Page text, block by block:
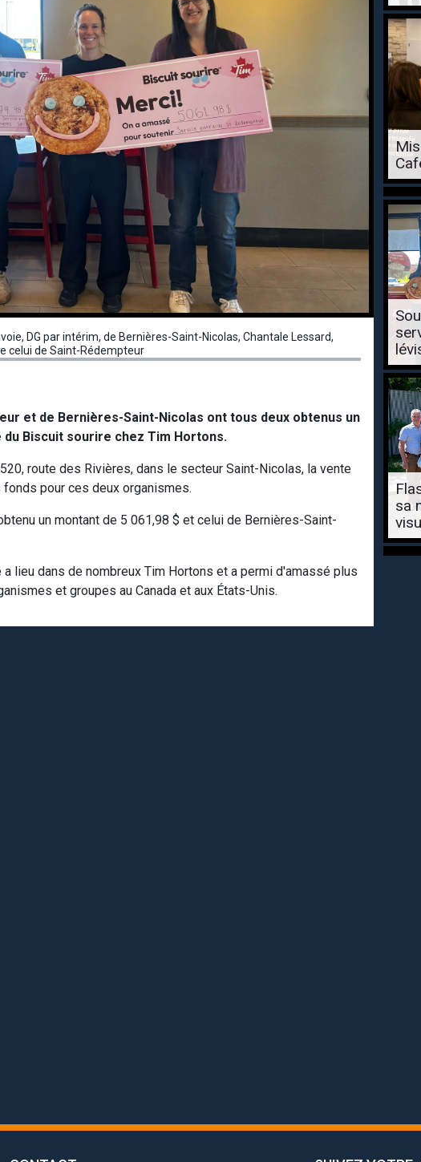
DG par intérim, de Bernières-Saint-Nicolas, Chantale Lessard,
celui de Saint-Rédempteur
et de Bernières-Saint-Nicolas ont tous deux obtenus un
Biscuit sourire chez Tim Hortons.
route des Rivières, dans le secteur Saint-Nicolas, la vente
pour ces deux organismes.
un montant de 5 061,98 $ et celui de Bernières-Saint-
lieu dans de nombreux Tim Hortons et a permi d'amassé plus
et groupes au Canada et aux États-Unis.
sa